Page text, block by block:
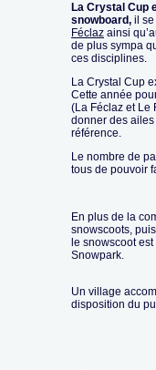
La Crystal Cup
snowboard, il
Féclaz ainsi
de plus sympa
ces disciplines.
La Crystal Cup
Cette année
(La Féclaz et Le
donner des
référence.
Le nombre de
tous de pouvoir
En plus de la
snowscoots,
le snowscoot
Snowpark.
Un village
disposition du